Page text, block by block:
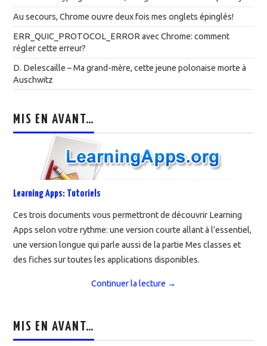
Au secours, Chrome ouvre deux fois mes onglets épinglés!
ERR_QUIC_PROTOCOL_ERROR avec Chrome: comment
régler cette erreur?
D. Delescaille – Ma grand-mère, cette jeune polonaise morte à
Auschwitz
MIS EN AVANT…
Learning Apps: Tutoriels
Ces trois documents vous permettront de découvrir Learning
Apps selon votre rythme: une version courte allant à l’essentiel,
une version longue qui parle aussi de la partie Mes classes et
des fiches sur toutes les applications disponibles.
Continuer la lecture →
MIS EN AVANT…